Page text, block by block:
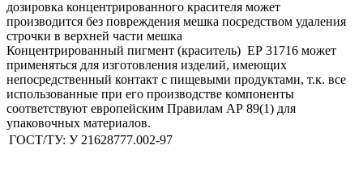
дозировка концентрированного красителя может
производится без повреждения мешка посредством удаления
строчки в верхней части мешка
Концентрированный пигмент (краситель) ЕР 31716 может
применяться для изготовления изделий, имеющих
непосредственный контакт с пищевыми продуктами, т.к. все
использованные при его производстве компоненты
соответствуют европейским Правилам АР 89(1) для
упаковочных материалов.
ГОСТ/ТУ: У 21628777.002-97